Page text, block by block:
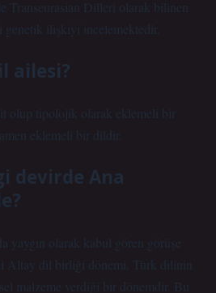
Transeurasian Dilleri olarak bilinen
genetik ilişkiyi incelemektedir.
ailesi?
olup tipolojik olarak eklemeli bir
eklemeli bir dildir.
devirde Ana
yaygın olarak kabul gören görüşe
Altay dil birliği dönemi, Türk dilinin
malzeme verdiği bir dönemdir. Bu